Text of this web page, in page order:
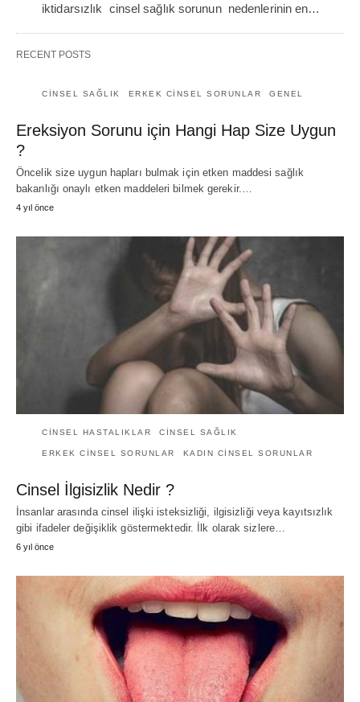
iktidarsızlık cinsel sağlık sorunun nedenlerinin en…
RECENT POSTS
CINSEL SAĞLIK ERKEK CINSEL SORUNLAR GENEL
Ereksiyon Sorunu için Hangi Hap Size Uygun
?
Öncelik size uygun hapları bulmak için etken maddesi sağlık
bakanlığı onaylı etken maddeleri bilmek gerekir.…
4 yıl önce
CINSEL HASTALIKLAR CINSEL SAĞLIK
ERKEK CINSEL SORUNLAR KADIN CINSEL SORUNLAR
Cinsel İlgisizlik Nedir ?
İnsanlar arasında cinsel ilişki isteksizliği, ilgisizliği veya kayıtsızlık
gibi ifadeler değişiklik göstermektedir. İlk olarak sizlere…
6 yıl önce